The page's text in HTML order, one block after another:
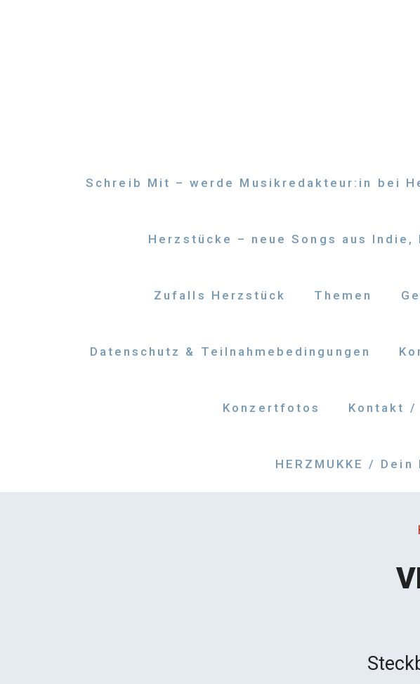
Schreib Mit – werde Musikredakteur:in bei
Herzstücke – neue Songs aus Indie,
Zufalls Herzstück Themen
Datenschutz & Teilnahmebedingungen
Konzertfotos Kontakt /
HERZMUKKE /